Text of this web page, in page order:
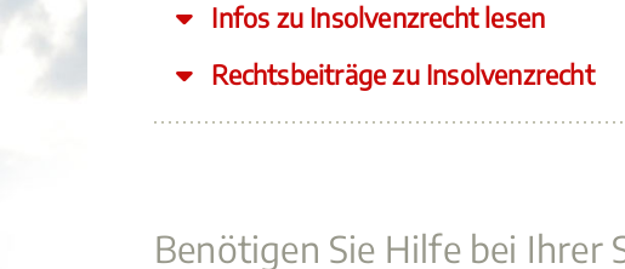
Infos zu Insolvenzrecht lesen
Rechtsbeiträge zu Insolvenzrecht
Benötigen Sie Hilfe bei Ihrer